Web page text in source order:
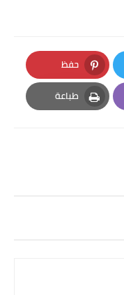
حفظ
Pinterest
طباعة
Print